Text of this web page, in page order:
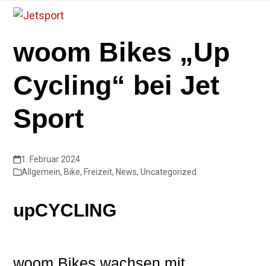
SkipOpen
menu
Close
menu
woom Bikes „Up
Cycling“ bei Jet
Sport
1. Februar 2024
Allgemein, Bike, Freizeit, News,Uncategorized
upCYCLING